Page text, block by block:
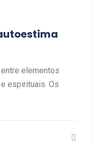
elementos
espirituais. Os